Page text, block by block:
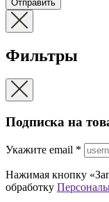
Отправить
Фильтры
Подписка на
Укажите еmail *
Нажимая кнопку
обработку